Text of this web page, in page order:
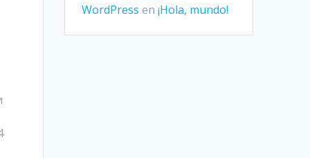
WordPress en¡Hola, mundo!